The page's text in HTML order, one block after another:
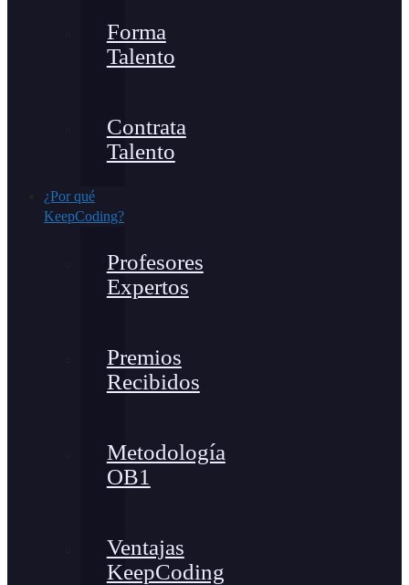
Forma
Talento
Contrata
Talento
¿Por qué
KeepCoding?
Profesores
Expertos
Premios
Recibidos
Metodología
OB1
Ventajas
KeepCoding